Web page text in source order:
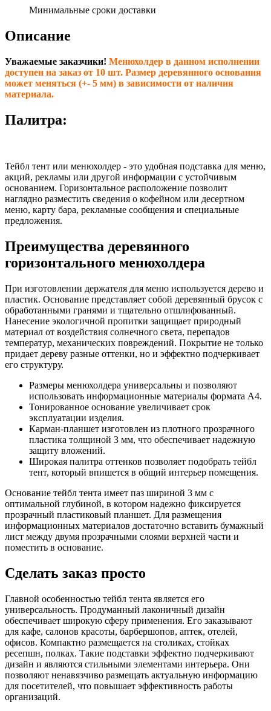
Минимальные сроки доставки
Описание
Уважаемые заказчики! Менюхолдер в данном исполнении
доступен на заказ от 10 шт. Размер деревянного основания
может меняться (+- 5 мм) в зависимости от наличия
материала.
Палитра:
Тейбл тент или менюхолдер - это удобная подставка для меню,
акций, рекламы или другой информации с устойчивым
основанием. Горизонтальное расположение позволит
наглядно разместить сведения о кофейном или десертном
меню, карту бара, рекламные сообщения и специальные
предложения.
Преимущества деревянного
горизонтального менюхолдера
При изготовлении держателя для меню используется дерево и
пластик. Основание представляет собой деревянный брусок с
обработанными гранями и тщательно отшлифованный.
Нанесение экологичной пропитки защищает природный
материал от воздействия солнечного света, перепадов
температур, механических повреждений. Покрытие не только
придает дереву разные оттенки, но и эффектно подчеркивает
его структуру.
Размеры менюхолдера универсальны и позволяют
использовать информационные материалы формата А4.
Тонированное основание увеличивает срок
эксплуатации изделия.
Карман-планшет изготовлен из плотного прозрачного
пластика толщиной 3 мм, что обеспечивает надежную
защиту вложений.
Широкая палитра оттенков позволяет подобрать тейбл
тент, который впишется в общий интерьер помещения.
Основание тейбл тента имеет паз шириной 3 мм с
оптимальной глубиной, в котором надежно фиксируется
прозрачный пластиковый планшет. Для размещения
информационных материалов достаточно вставить бумажный
лист между двумя прозрачными слоями верхней части и
поместить в основание.
Сделать заказ просто
Главной особенностью тейбл тента является его
универсальность. Продуманный лаконичный дизайн
обеспечивает широкую сферу применения. Его заказывают
для кафе, салонов красоты, барбершопов, аптек, отелей,
офисов. Компактно размещается на столиках, стойках
ресепшн, полках. Такие подставки эффектно подчеркивают
дизайн и являются стильными элементами интерьера. Они
позволяют ненавязчиво размещать актуальную информацию
для посетителей, что повышает эффективность работы
организаций.